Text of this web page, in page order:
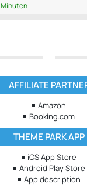
Minuten
AFFILIATE
Amazon
Booking.com
THEME PARK APP
iOS App Store
Android Play Store
App description